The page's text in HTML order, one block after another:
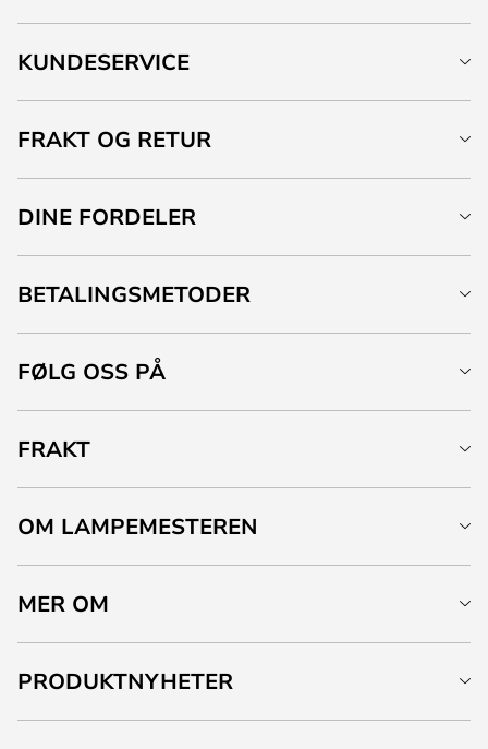
KUNDESERVICE
FRAKT OG RETUR
DINE FORDELER
BETALINGSMETODER
FØLG OSS PÅ
FRAKT
OM LAMPEMESTEREN
MER OM
PRODUKTNYHETER